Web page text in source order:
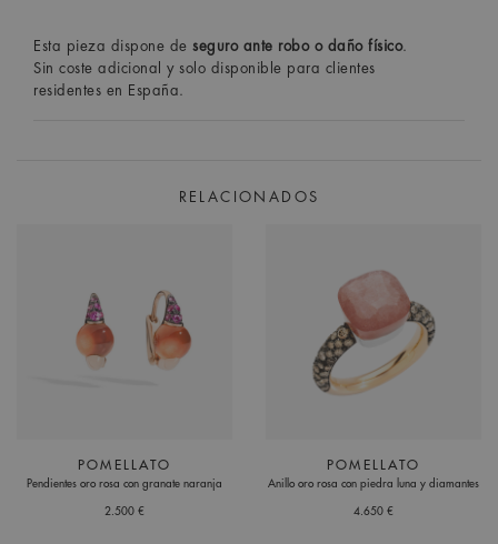
Esta pieza dispone de seguro ante robo o daño físico.
Sin coste adicional y solo disponible para clientes
residentes en España.
RELACIONADOS
POMELLATO
Pendientes oro rosa con granate naranja
2.500 €
POMELLATO
Anillo oro rosa con piedra luna y diamantes
4.650 €